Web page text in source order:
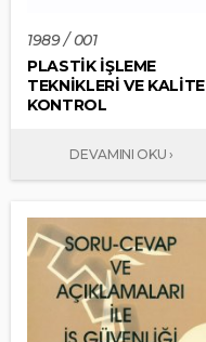
1989 / 001
PLASTİK İŞLEME
TEKNİKLERİ VE KALİTE
KONTROL